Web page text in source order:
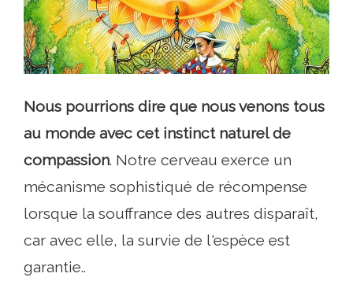
Nous pourrions dire que nous venons tous
au monde avec cet instinct naturel de
compassion. Notre cerveau exerce un
mécanisme sophistiqué de récompense
lorsque la souffrance des autres disparaît,
car avec elle, la survie de l'espèce est
garantie..